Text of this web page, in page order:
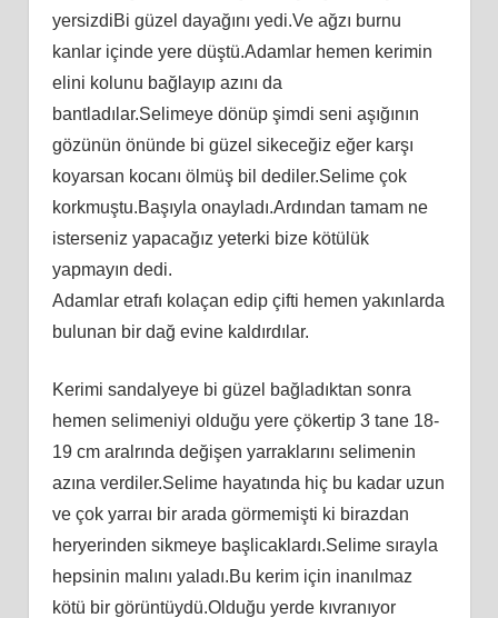
yersizdiBi güzel dayağını yedi.Ve ağzı burnu
kanlar içinde yere düştü.Adamlar hemen kerimin
elini kolunu bağlayıp azını da
bantladılar.Selimeye dönüp şimdi seni aşığının
gözünün önünde bi güzel sikeceğiz eğer karşı
koyarsan kocanı ölmüş bil dediler.Selime çok
korkmuştu.Başıyla onayladı.Ardından tamam ne
isterseniz yapacağız yeterki bize kötülük
yapmayın dedi.
Adamlar etrafı kolaçan edip çifti hemen yakınlarda
bulunan bir dağ evine kaldırdılar.
Kerimi sandalyeye bi güzel bağladıktan sonra
hemen selimeniyi olduğu yere çökertip 3 tane 18-
19 cm aralrında değişen yarraklarını selimenin
azına verdiler.Selime hayatında hiç bu kadar uzun
ve çok yarraı bir arada görmemişti ki birazdan
heryerinden sikmeye başlicaklardı.Selime sırayla
hepsinin malını yaladı.Bu kerim için inanılmaz
kötü bir görüntüydü.Olduğu yerde kıvranıyor